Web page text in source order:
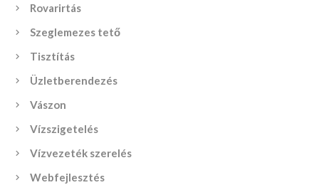
Rovarirtás
Szeglemezes tető
Tisztítás
Üzletberendezés
Vászon
Vízszigetelés
Vízvezeték szerelés
Webfejlesztés